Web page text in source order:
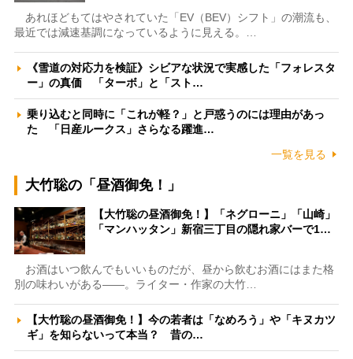
あれほどもてはやされていた「EV（BEV）シフト」の潮流も、
最近では減速基調になっているように見える。…
《雪道の対応力を検証》シビアな状況で実感した「フォレスタ
ー」の真価 「ターボ」と「スト…
乗り込むと同時に「これが軽？」と戸惑うのには理由があっ
た 「日産ルークス」さらなる躍進…
一覧を見る
大竹聡の「昼酒御免！」
【大竹聡の昼酒御免！】「ネグローニ」「山崎」
「マンハッタン」新宿三丁目の隠れ家バーで1…
お酒はいつ飲んでもいいものだが、昼から飲むお酒にはまた格
別の味わいがある――。ライター・作家の大竹…
【大竹聡の昼酒御免！】今の若者は「なめろう」や「キヌカツ
ギ」を知らないって本当？ 昔の…